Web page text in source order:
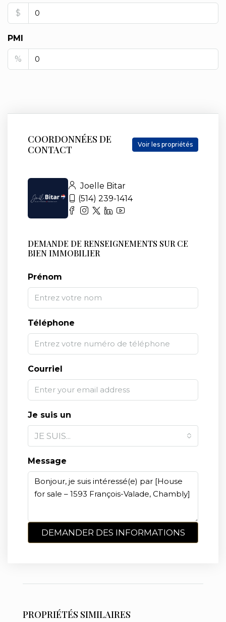
$
PMI
%
COORDONNÉES DE
CONTACT
Voir les propriétés
Joelle Bitar
(514) 239-1414
DEMANDE DE RENSEIGNEMENTS SUR CE
BIEN IMMOBILIER
Prénom
Téléphone
Courriel
Je suis un
JE SUIS...
Message
DEMANDER DES INFORMATIONS
PROPRIÉTÉS SIMILAIRES